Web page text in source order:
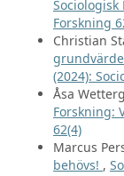
Sociologisk
Forskning
Christian
(2024):
Åsa
Forskning:
62(4)
Marcus
behövs! ,